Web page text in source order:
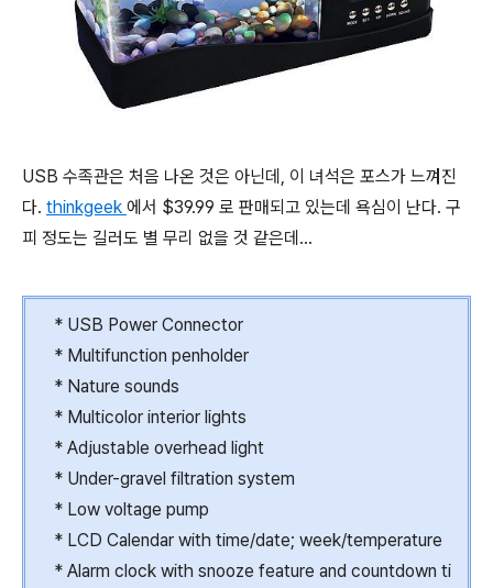
USB 수족관은 처음 나온 것은 아닌데, 이 녀석은 포스가 느껴진
다. thinkgeek 에서 $39.99 로 판매되고 있는데 욕심이 난다. 구
피 정도는 길러도 별 무리 없을 것 같은데...
* USB Power Connector
* Multifunction penholder
* Nature sounds
* Multicolor interior lights
* Adjustable overhead light
* Under-gravel filtration system
* Low voltage pump
* LCD Calendar with time/date; week/temperature
* Alarm clock with snooze feature and countdown ti